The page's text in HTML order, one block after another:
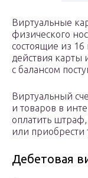
Виртуальные
физического
состоящие из
действия карты
с балансом
Виртуальный
и товаров в
оплатить штраф,
или приобрести
Дебетовая